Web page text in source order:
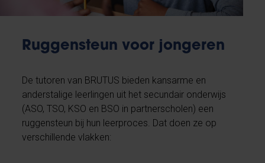
Ruggensteun voor jongeren
De tutoren van BRUTUS bieden kansarme en
anderstalige leerlingen uit het secundair onderwijs
(ASO, TSO, KSO en BSO in partnerscholen) een
ruggensteun bij hun leerproces. Dat doen ze op
verschillende vlakken: